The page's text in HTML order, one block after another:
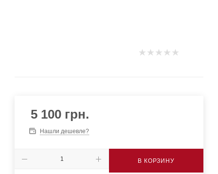
5 100 грн.
Нашли дешевле?
В КОРЗИНУ